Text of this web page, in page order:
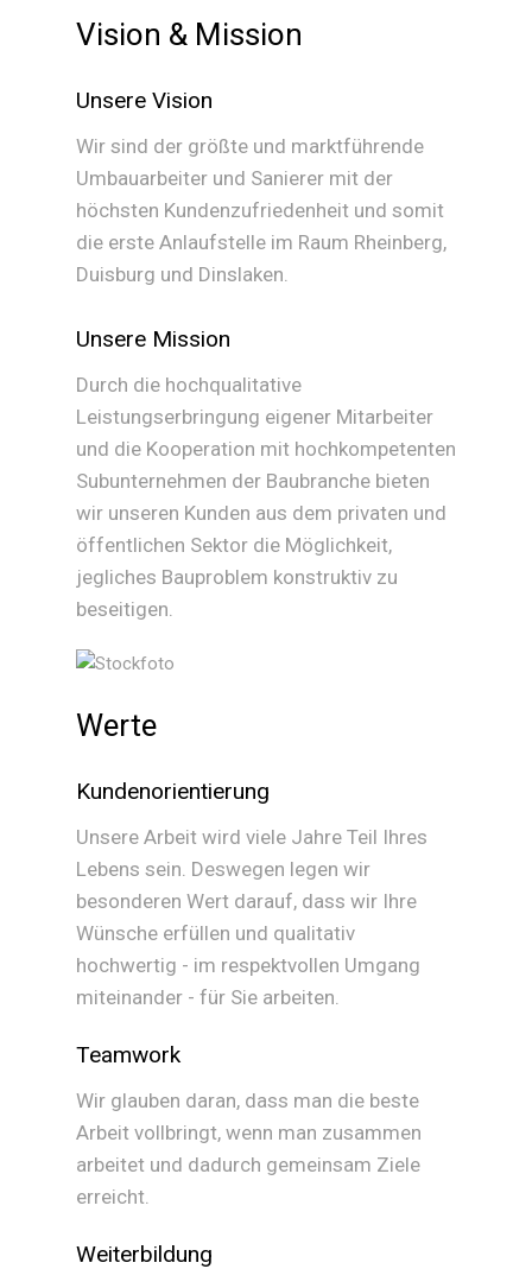
Vision & Mission
Unsere Vision
Wir sind der größte und marktführende
Umbauarbeiter und Sanierer mit der
höchsten Kundenzufriedenheit und somit
die erste Anlaufstelle im Raum Rheinberg,
Duisburg und Dinslaken.
Unsere Mission
Durch die hochqualitative
Leistungserbringung eigener Mitarbeiter
und die Kooperation mit hochkompetenten
Subunternehmen der Baubranche bieten
wir unseren Kunden aus dem privaten und
öffentlichen Sektor die Möglichkeit,
jegliches Bauproblem konstruktiv zu
beseitigen.
Werte
Kundenorientierung
Unsere Arbeit wird viele Jahre Teil Ihres
Lebens sein. Deswegen legen wir
besonderen Wert darauf, dass wir Ihre
Wünsche erfüllen und qualitativ
hochwertig - im respektvollen Umgang
miteinander - für Sie arbeiten.
Teamwork
Wir glauben daran, dass man die beste
Arbeit vollbringt, wenn man zusammen
arbeitet und dadurch gemeinsam Ziele
erreicht.
Weiterbildung